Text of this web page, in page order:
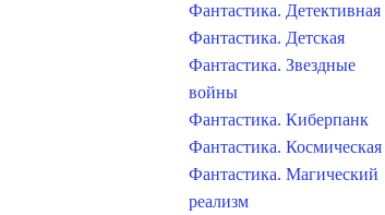
Фантастика. Детективная
Фантастика. Детская
Фантастика. Звездные
войны
Фантастика. Киберпанк
Фантастика. Космическая
Фантастика. Магический
реализм